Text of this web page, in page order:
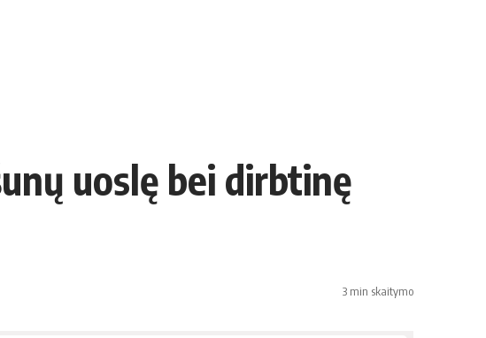
uoslę bei dirbtinę
3 min skaitymo